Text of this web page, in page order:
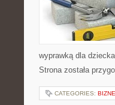
wyprawką dla
Strona została
CATEGORIES: